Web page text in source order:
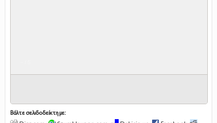
Βάλτε σελιδοδείκτη με: